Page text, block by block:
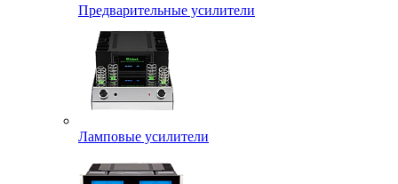
Предварительные усилители
Ламповые усилители